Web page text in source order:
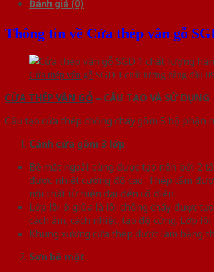
Đánh giá (0)
Thông tin về Cửa thép vân gỗ
Cửa thép vân gỗ SGD 1 chất lượng hàng đầu
CỬA THÉP VÂN GỖ – CẤU TẠO VÀ SỬ DỤNG
Cấu tạo cửa thép chống cháy gồm 5 bộ phận
Cánh cửa gồm 3 lớp
Bề mặt ngoài cùng được tạo nên bởi 2
được nhiệt cường độ cao. Thép tấm
nội thất từ hiện đại đến cổ điển.
Lớp lõi ở giữa là lõi chống cháy được
cách âm, cách nhiệt, tạo độ cứng. Lớp
Khung xương cửa thép được làm bằng
Sơn bề mặt